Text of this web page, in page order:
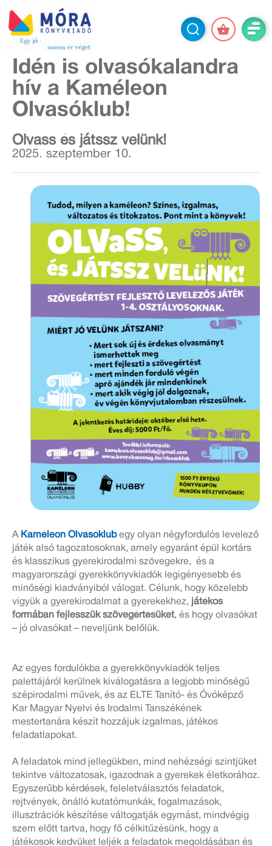
Idén is olvasókalandra
hív a Kaméleon
Olvasóklub!
Olvass és játssz velünk!
2025. szeptember 10.
A Kaméleon Olvasóklubegy olyan négyfordulós levelező
játék alsó tagozatosoknak, amely egyaránt épül kortárs
és klasszikus gyerekirodalmi szövegekre, és a
magyarországi gyerekkönyvkiadók legigényesebb és
minőségi kiadványiból válogat. Célunk, hogy közelebb
vigyük a gyerekirodalmat a gyerekekhez, játékos
formában fejlesszük szövegértésüket, és hogy olvasókat
– jó olvasókat – neveljünk belőlük.
Az egyes fordulókba a gyerekkönyvkiadók teljes
palettájáról kerülnek kiválogatásra a legjobb minőségű
szépirodalmi művek, és az ELTE Tanító- és Óvóképző
Kar Magyar Nyelvi és Irodalmi Tanszékének
mestertanára készít hozzájuk izgalmas, játékos
feladatlapokat.
A feladatok mind jellegükben, mind nehézségi szintjüket
tekintve változatosak, igazodnak a gyerekek életkorához.
Egyszerűbb kérdések, feleletválasztós feladatok,
rejtvények, önálló kutatómunkák, fogalmazások,
illusztrációk készítése váltogatják egymást, mindvégig
szem előtt tartva, hogy fő célkitűzésünk, hogy a
játékosok kedvüket leljék a feladatok megoldásában és